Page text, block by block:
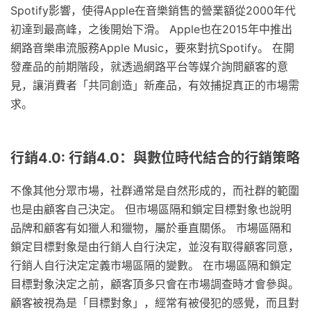
Spotify影響，使得Apple在音樂銷售的營業額從2000年代
初達到最高峰，之後開始下滑。 Apple也在2015年中推出
網路音樂串流服務Apple Music，要來對抗Spotify。 在開
發產品的前期階段，就透過網路平台等媒介詢問顧客的意
見，讓消費者「共同創造」新產品，有效捕捉真正的市場需
求。
行銷4.0: 行銷4.0：與數位時代結合的行銷策略
不像其他分眾市場，社群通常是自然形成的，而社群的範圍
也是由顧客自己決定。 但市場區隔和鎖定目標對象也說明
品牌和顧客有如獵人和獵物，屬於垂直關係。 市場區隔和
鎖定目標對象是由行銷人自行決定，並沒有取得顧客同意，
行銷人自行決定定義市場區隔的變數。 在市場區隔和鎖定
目標對象決定之前，顧客頂多只會在市場調查時才會參與。
顧客被視為是「目標對象」，經常有被侵犯的感覺，而且對